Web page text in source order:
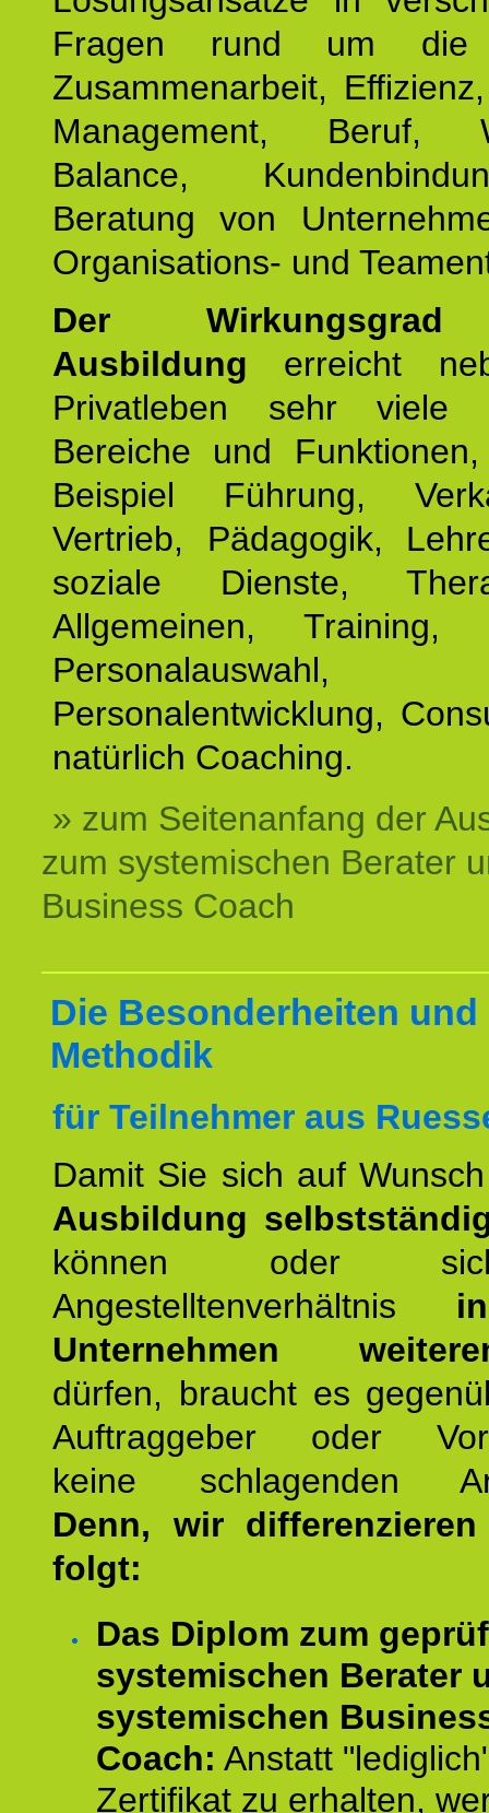
Fragen rund um die
Zusammenarbeit,
Management, Beruf,
Balance,
Beratung von
Organisations- und
Der
Ausbildung erreicht
Privatleben sehr viele
Bereiche und
Beispiel Führung,
Vertrieb, Pädagogik,
soziale Dienste,
Allgemeinen, Training,
Personalauswahl,
Personalentwicklung,
natürlich Coaching.
» zum Seitenanfang der
zum systemischen Berater
Business Coach
Die Besonderheiten und
Methodik
für Teilnehmer aus
Damit Sie sich auf
Ausbildung
können oder
Angestelltenverhältnis
Unternehmen
dürfen, braucht es
Auftraggeber oder
keine schlagenden
Denn, wir
folgt:
Das Diplom zum
systemischen Berater
systemischen
Coach: Anstatt
Zertifikat zu erhalten,